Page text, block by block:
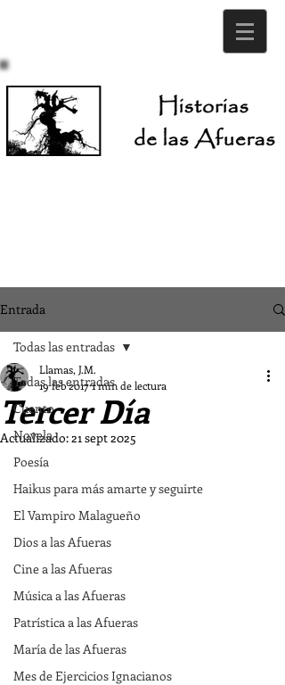
Entrada
Todas las entradas
Cuento
Novela
Poesía
Haikus para más amarte y seguirte
El Vampiro Malagueño
Dios a las Afueras
Cine a las Afueras
Música a las Afueras
Patrística a las Afueras
María de las Afueras
Mes de Ejercicios Ignacianos
Todas las entradas
Tercer Día
Llamas, J.M.
19 feb 20171 min de lectura
Actualizado:21 sept 2025